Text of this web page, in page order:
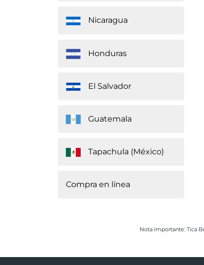
Nicaragua
Honduras
El Salvador
Guatemala
Tapachula (México)
Compra en línea​
Nota importante: Tica